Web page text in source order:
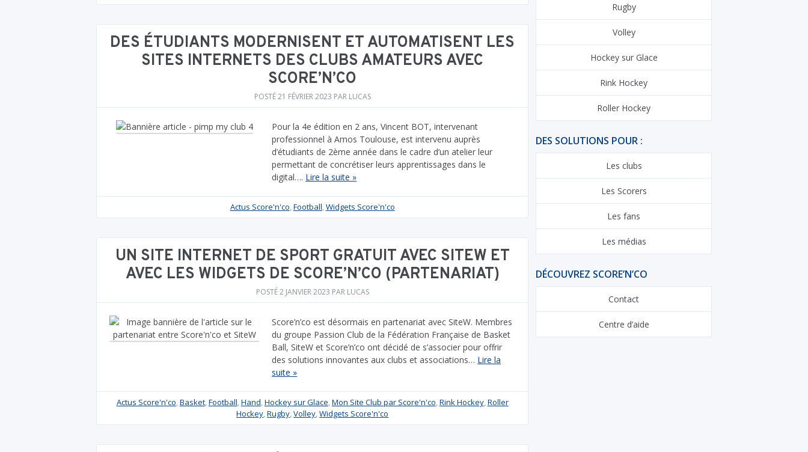
DES ÉTUDIANTS MODERNISENT ET AUTOMATISENT LES
SITES INTERNETS DES CLUBS AMATEURS AVEC
SCORE’N’CO
POSTÉ21 FÉVRIER 2023 PAR LUCAS
Pour la 4e édition en 2 ans, Vincent BOT, intervenant
professionnel à Amos Toulouse, est intervenu auprès
d’étudiants de 2ème année dans le cadre d’un atelier leur
permettant de concrétiser leurs apprentissages dans le
digital…. Lire la suite »
Actus Score'n'co,Football,Widgets Score'n'co
UN SITE INTERNET DE SPORT GRATUIT AVEC SITEW ET
AVEC LES WIDGETS DE SCORE’N’CO (PARTENARIAT)
POSTÉ2 JANVIER 2023 PAR LUCAS
Score’n’co est désormais en partenariat avec SiteW. Membres
du groupe Passion Club de la Fédération Française de Basket
Ball, SiteW et Score’n’co ont décidé de s’associer pour offrir
des solutions innovantes aux clubs et associations… Lire la
suite »
Actus Score'n'co,Basket,Football,Hand,Hockey sur Glace,Mon Site Club par Score'n'co,Rink Hockey,Roller
Hockey,Rugby,Volley,Widgets Score'n'co
Rugby
Volley
Hockey sur Glace
Rink Hockey
Roller Hockey
DES SOLUTIONS POUR :
Les clubs
Les Scorers
Les fans
Les médias
DÉCOUVREZ SCORE’N’CO
Contact
Centre d’aide